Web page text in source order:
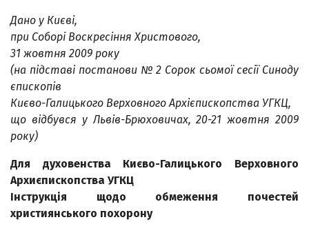
Дано у Києві,
при Соборі Воскресіння Христового,
31 жовтня 2009 року
(на підставі постанови № 2 Сорок сьомої сесії Синоду
єпископів
Києво-Галицького Верховного Архієпископства УГКЦ,
що відбувся у Львів-Брюховичах, 20-21 жовтня 2009
року)
Для духовенства Києво-Галицького Верховного
Архиєпископства УГКЦ
Інструкція щодо обмеження почестей
християнського похорону